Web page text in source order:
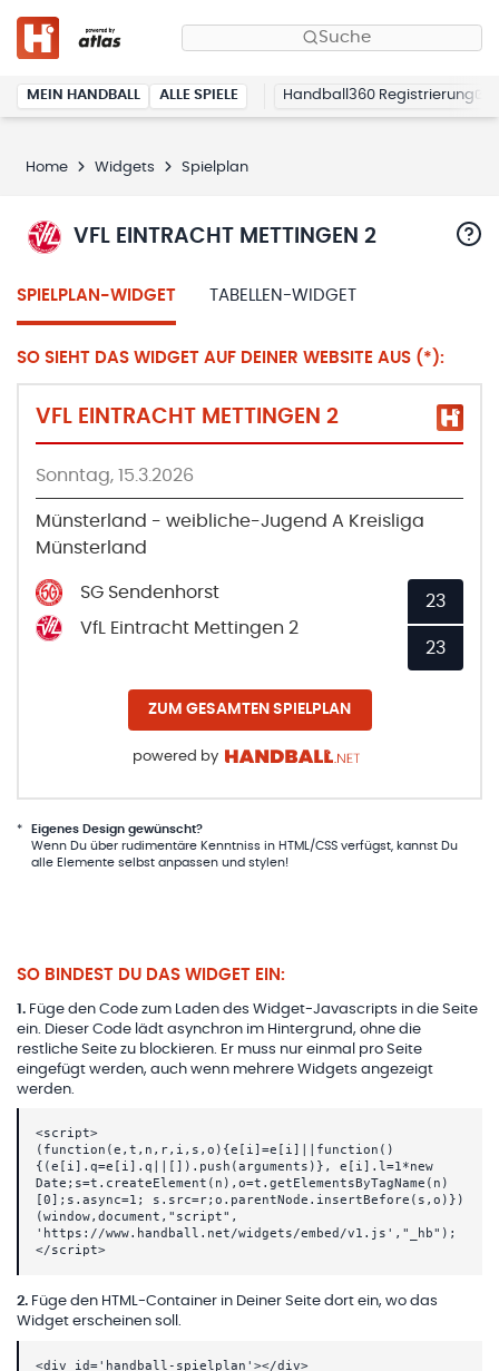
Suche
MEIN HANDBALL ALLE SPIELE Handball360 Registrierung
Home Widgets Spielplan
VFL EINTRACHT METTINGEN 2
SPIELPLAN-WIDGET TABELLEN-WIDGET
SO SIEHT DAS WIDGET AUF DEINER WEBSITE AUS (*):
VFL EINTRACHT METTINGEN 2
Sonntag, 15.3.2026
Münsterland - weibliche-Jugend A Kreisliga
Münsterland
SG Sendenhorst
VfL Eintracht Mettingen 2
23
23
ZUM GESAMTEN SPIELPLAN
powered by
*
Eigenes Design gewünscht?
Wenn Du über rudimentäre Kenntniss in HTML/CSS verfügst, kannst Du
alle Elemente selbst anpassen und stylen!
SO BINDEST DU DAS WIDGET EIN:
1 . Füge den Code zum Laden des Widget-Javascripts in die Seite
ein. Dieser Code lädt asynchron im Hintergrund, ohne die
restliche Seite zu blockieren. Er muss nur einmal pro Seite
eingefügt werden, auch wenn mehrere Widgets angezeigt
werden.
<script>
(function(e,t,n,r,i,s,o){e[i]=e[i]||function()
{(e[i].q=e[i].q||[]).push(arguments)}, e[i].l=1*new
Date;s=t.createElement(n),o=t.getElementsByTagName(n)
[0];s.async=1; s.src=r;o.parentNode.insertBefore(s,o)})
(window,document,"script",
'https://www.handball.net/widgets/embed/v1.js',"_hb");
</script>
2. Füge den HTML-Container in Deiner Seite dort ein, wo das
Widget erscheinen soll.
<div id='handball-spielplan'></div>